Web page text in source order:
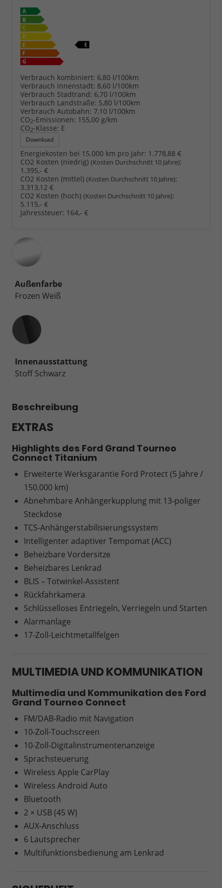
Verbrauch kombiniert: 6,80 l/100km
Verbrauch Innenstadt: 8,60 l/100km
Verbrauch Stadtrand: 6,70 l/100km
Verbrauch Landstraße: 5,80 l/100km
Verbrauch Autobahn: 7,10 l/100km
CO2-Emissionen: 155,00 g/km
CO2-Klasse: E
Download
Energiekosten bei 15.000 km pro Jahr: 1.778,88 €
CO2 Kosten (niedrig) (Kosten Durchschnitt 10 Jahre):
1.395,- €
CO2 Kosten (mittel) (Kosten Durchschnitt 10 Jahre):
3.313,12 €
CO2 Kosten (hoch) (Kosten Durchschnitt 10 Jahre):
5.115,- €
Jahressteuer: 164,- €
Außenfarbe
Frozen Weiß
Innenausstattung
Innenausstattung
Stoff Schwarz
Beschreibung
EXTRAS
Highlights des Ford Grand Tourneo
Connect Titanium
Erweiterte Werksgarantie Ford Protect (5 Jahre /
150.000 km)
Abnehmbare Anhängerkupplung mit 13-poliger
Steckdose
TCS-Anhängerstabilisierungssystem
Intelligenter adaptiver Tempomat (ACC)
Beheizbare Vordersitze
Beheizbares Lenkrad
BLIS – Totwinkel-Assistent
Rückfahrkamera
Schlüsselloses Entriegeln, Verriegeln und Starten
Alarmanlage
17-Zoll-Leichtmetallfelgen
MULTIMEDIA UND KOMMUNIKATION
Multimedia und Kommunikation des Ford
Grand Tourneo Connect
FM/DAB-Radio mit Navigation
10-Zoll-Touchscreen
10-Zoll-Digitalinstrumentenanzeige
Sprachsteuerung
Wireless Apple CarPlay
Wireless Android Auto
Bluetooth
2 × USB (45 W)
AUX-Anschluss
6 Lautsprecher
Multifunktionsbedienung am Lenkrad